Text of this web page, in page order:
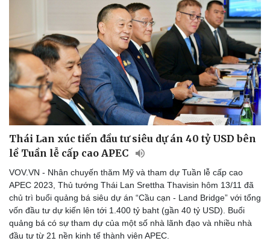
Thể thao
Lịch thi đấu bóng đá
Thế giới thể thao
eSports
Hậu trường
Ô tô - Xe máy
Xe máy
Tư vấn
Thái Lan xúc tiến đầu tư siêu dự án 40 tỷ USD bên
lề Tuần lễ cấp cao APEC
VOV.VN - Nhân chuyến thăm Mỹ và tham dự Tuần lễ cấp cao
APEC 2023, Thủ tướng Thái Lan Srettha Thavisin hôm 13/11 đã
chủ trì buổi quảng bá siêu dự án “Cầu cạn - Land Bridge” với tổng
vốn đầu tư dự kiến lên tới 1.400 tỷ baht (gần 40 tỷ USD). Buổi
quảng bá có sự tham dự của một số nhà lãnh đạo và nhiều nhà
đầu tư từ 21 nền kinh tế thành viên APEC.